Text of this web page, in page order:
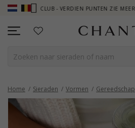
CLUB - VERDIEN PUNTEN ZIE MEER - KLIK HIER
Home Sieraden Vormen Gereedschap